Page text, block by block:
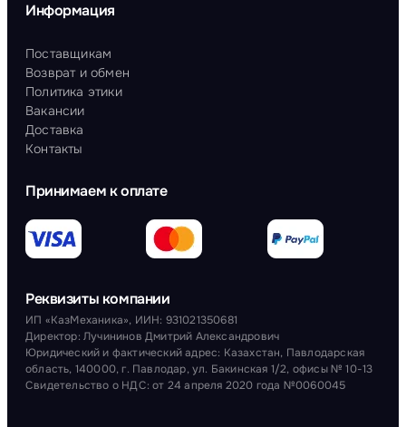
Информация
Поставщикам
Возврат и обмен
Политика этики
Вакансии
Доставка
Контакты
Принимаем к оплате
Реквизиты компании
ИП «КазМеханика», ИИН: 931021350681
Директор: Лучининов Дмитрий Александрович
Юридический и фактический адрес: Казахстан, Павлодарская
область, 140000, г. Павлодар, ул. Бакинская 1/2, офисы № 10-13
Свидетельство о НДС: от 24 апреля 2020 года №0060045